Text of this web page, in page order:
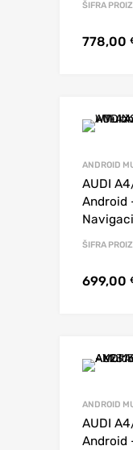
ŠIFRA
778,00
ANDROID
AUDI
Android
ŠIFRA
699,00
ANDROID
AUDI
Android